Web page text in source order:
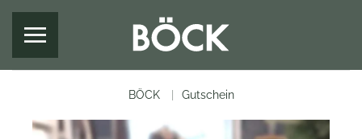
Zum Hauptinhalt springen
BÖCK Gutschein